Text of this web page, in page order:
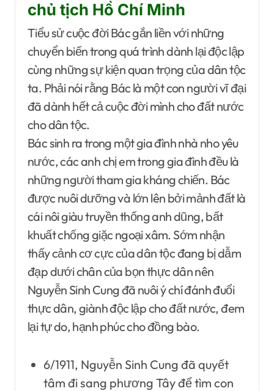
chủ tịch Hồ Chí Minh
Tiểu sử cuộc đời Bác gắn liền với những
chuyển biến trong quá trình dành lại độc lập
cùng những sự kiện quan trọng của dân tộc
ta. Phải nói rằng Bác là một con người vĩ đại
đã dành hết cả cuộc đời mình cho đất nước
cho dân tộc.
Bác sinh ra trong một gia đình nhà nho yêu
nước, các anh chị em trong gia đình đều là
những người tham gia kháng chiến. Bác
được nuôi dưỡng và lớn lên bởi mảnh đất là
cái nôi giàu truyền thống anh dũng, bất
khuất chống giặc ngoại xâm. Sớm nhận
thấy cảnh cơ cực của dân tộc đang bị dẫm
đạp dưới chân của bọn thực dân nên
Nguyễn Sinh Cung đã nuôi ý chí đánh đuổi
thực dân, giành độc lập cho đất nước, đem
lại tự do, hạnh phúc cho đồng bào.
6/1911, Nguyễn Sinh Cung đã quyết
tâm đi sang phương Tây để tìm con